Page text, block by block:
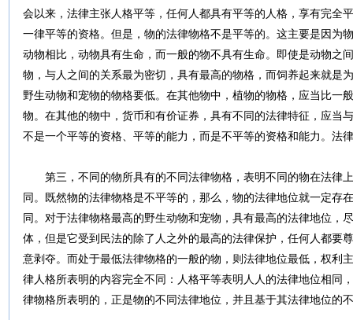
会以来，法律主张人格平等，任何人都具有平等的人格，享有完全
一律平等的资格。但是，物的法律物格不是平等的。这主要是因为
动物相比，动物具有生命，而一般的物不具有生命。即使是动物之
物，与人之间的关系最为密切，具有最高的物格，而饲养起来就是
野生动物和宠物的物格要低。在其他物中，植物的物格，应当比一
物。在其他的物中，货币和有价证券，具有不同的法律特征，应当
不是一个平等的资格、平等的能力，而是不平等的资格和能力。法
第三，不同的物所具有的不同法律物格，表明不同的物在法律
同。既然物的法律物格是不平等的，那么，物的法律地位就一定存
同。对于法律物格最高的野生动物和宠物，具有最高的法律地位，
体，但是它受到民法的除了人之外的最高的法律保护，任何人都要
意剥夺。而处于最低法律物格的一般的物，则法律地位最低，权利
律人格所表明的内容完全不同：人格平等表明人人的法律地位相同
律物格所表明的，正是物的不同法律地位，并且基于其法律地位的